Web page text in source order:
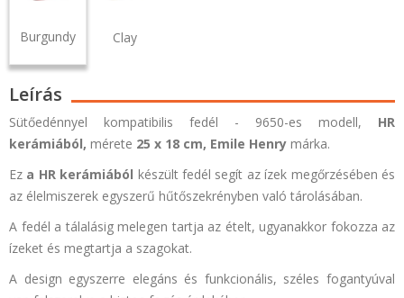
Burgundy Clay
Leírás
Sütőedénnyel kompatibilis fedél - 9650-es modell, HR
kerámiából, mérete 25 x 18 cm, Emile Henry márka.
Ez a HR kerámiából készült fedél segít az ízek megőrzésében és
az élelmiszerek egyszerű hűtőszekrényben való tárolásában.
A fedél a tálalásig melegen tartja az ételt, ugyanakkor fokozza az
ízeket és megtartja a szagokat.
A design egyszerre elegáns és funkcionális, széles fogantyúval